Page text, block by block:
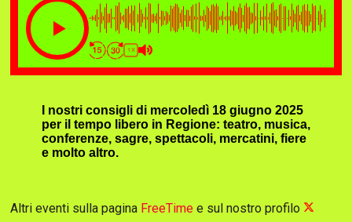
1X
I nostri consigli di mercoledì 18 giugno 2025
per il tempo libero in Regione: teatro, musica,
conferenze, sagre, spettacoli, mercatini, fiere
e molto altro.
Altri eventi sulla pagina FreeTime e sul nostro profilo